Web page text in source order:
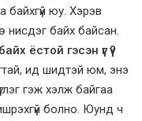
байхгүй юу. Хэрэв
нисдэг байх байсан.
ёстой гэсэн үг үү?
ид шидтэй юм, энэ
гэж хэлж байгаа
болно. Юунд ч